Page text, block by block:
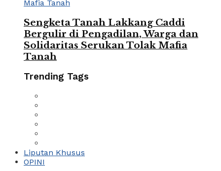
Sengketa Tanah Lakkang Caddi
Bergulir di Pengadilan, Warga dan
Solidaritas Serukan Tolak Mafia
Tanah
Trending Tags
Liputan Khusus
OPINI